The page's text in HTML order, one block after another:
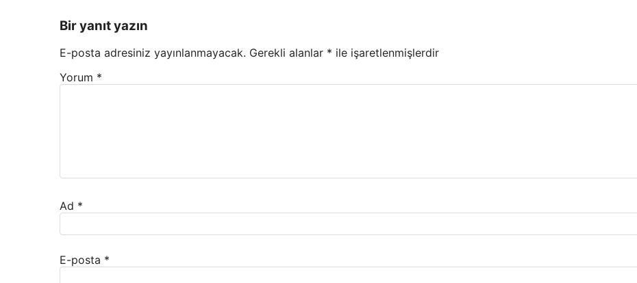
Bir yanıt yazın
E-posta adresiniz yayınlanmayacak. Gerekli alanlar * ile işaretlenmişlerdir
Yorum *
Ad *
E-posta *